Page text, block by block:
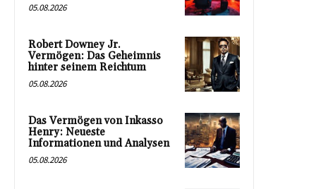
05.08.2026
Robert Downey Jr.
Vermögen: Das Geheimnis
hinter seinem Reichtum
05.08.2026
Das Vermögen von Inkasso
Henry: Neueste
Informationen und Analysen
05.08.2026